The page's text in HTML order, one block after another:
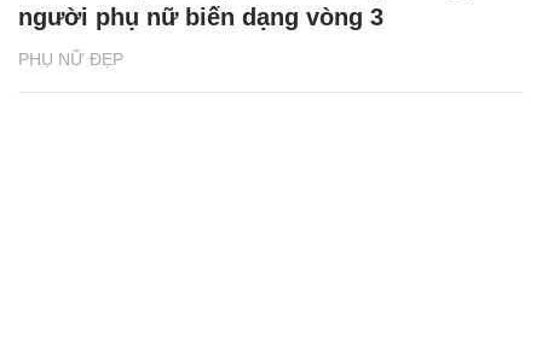
PHỤ NỮ ĐẸP
người phụ nữ biến dạng vòng 3